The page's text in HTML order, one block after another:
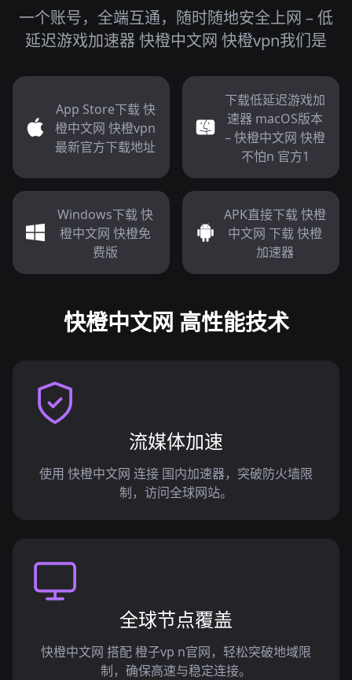
一个账号，全端互通，随时随地安全上网 – 低
延迟游戏加速器 快橙中文网 快橙vpn我们是
App Store下载 快
橙中文网 快橙vpn
最新官方下载地址
下载低延迟游戏加
速器 macOS版本
– 快橙中文网 快橙
不怕n 官方1
Windows下载 快
橙中文网 快橙免
费版
APK直接下载 快橙
中文网 下载 快橙
加速器
快橙中文网 高性能技术
流媒体加速
使用 快橙中文网 连接 国内加速器，突破防火墙限
制，访问全球网站。
全球节点覆盖
快橙中文网 搭配 橙子vp n官网，轻松突破地域限
制，确保高速与稳定连接。